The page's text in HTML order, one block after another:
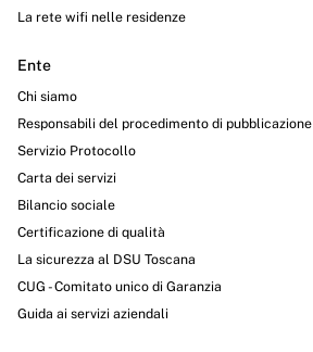
La rete wifi nelle residenze
Ente
Chi siamo
Responsabili del procedimento di pubblicazione
Servizio Protocollo
Carta dei servizi
Bilancio sociale
Certificazione di qualità
La sicurezza al DSU Toscana
CUG - Comitato unico di Garanzia
Guida ai servizi aziendali